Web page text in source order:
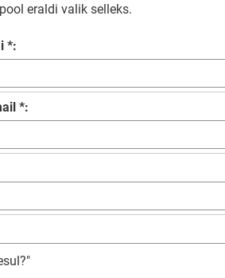
eraldi valik selleks.
*:
*: